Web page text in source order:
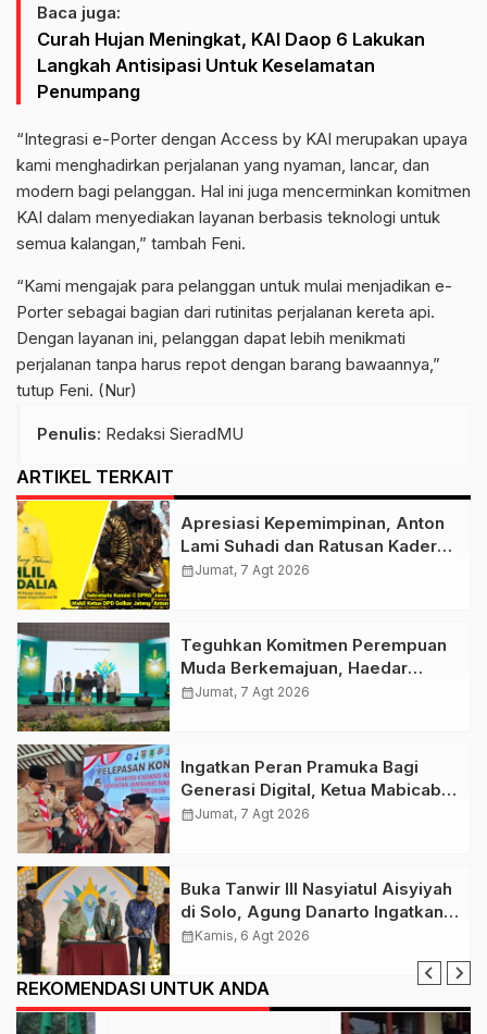
Baca juga:
Curah Hujan Meningkat, KAI Daop 6 Lakukan
Langkah Antisipasi Untuk Keselamatan
Penumpang
“Integrasi e-Porter dengan Access by KAI merupakan upaya
kami menghadirkan perjalanan yang nyaman, lancar, dan
modern bagi pelanggan. Hal ini juga mencerminkan komitmen
KAI dalam menyediakan layanan berbasis teknologi untuk
semua kalangan,” tambah Feni.
“Kami mengajak para pelanggan untuk mulai menjadikan e-
Porter sebagai bagian dari rutinitas perjalanan kereta api.
Dengan layanan ini, pelanggan dapat lebih menikmati
perjalanan tanpa harus repot dengan barang bawaannya,”
tutup Feni. (Nur)
Penulis: Redaksi SieradMU
ARTIKEL TERKAIT
Apresiasi Kepemimpinan, Anton
Lami Suhadi dan Ratusan Kader
Golkar Klaten Ikut Rayakan Ultah
calendar_monthJumat, 7 Agt 2026
Teguhkan Komitmen Perempuan
Muda Berkemajuan, Haedar
Nashir Buka Muktamar ke-15
calendar_monthJumat, 7 Agt 2026
Ingatkan Peran Pramuka Bagi
Generasi Digital, Ketua Mabicab
Gerakan Pramuka Klaten Lepas
calendar_monthJumat, 7 Agt 2026
Buka Tanwir III Nasyiatul Aisyiyah
di Solo, Agung Danarto Ingatkan
Tigal Hal Ini Untuk Para Kader NA
calendar_monthKamis, 6 Agt 2026
REKOMENDASI UNTUK ANDA